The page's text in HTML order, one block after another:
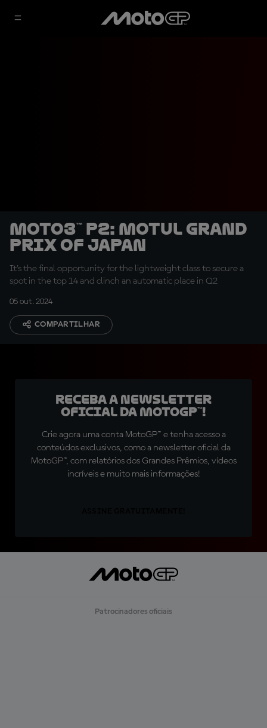
Moto3™ P2: Motul Grand
Prix of Japan
It's the final opportunity for the lightweight class to secure a
spot in the top 14 and clinch an automatic place in Q2
05 out. 2024
COMPARTILHAR
Receba a newsletter
oficial da MotoGP™!
Crie agora uma conta MotoGP™ e tenha acesso a
conteúdos exclusivos, como a newsletter oficial da
MotoGP™, com relatórios dos Grandes Prêmios, vídeos
incríveis e muito mais informações!
Patrocinadores oficiais